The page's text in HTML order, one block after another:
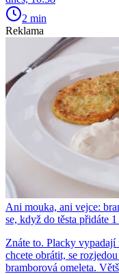
2 min
Reklama
Ani mouka, ani vejce:
se, když do těsta přidáte
Znáte to. Placky
chcete obrátit, se
bramborová omeleta.